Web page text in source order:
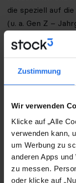
Zustimmung
Wir verwenden
Klicke auf „Alle
verwenden kann,
um Werbung zu
anderen Apps
zu messen.
oder klicke auf
die speziell auf
(u. a. Gen Z –
„Das
innovativen App-
überzeugt, soziale
Plattform zu
Nutzerschaft
Vorstand der
Vickii ist es ein
der Anlage am